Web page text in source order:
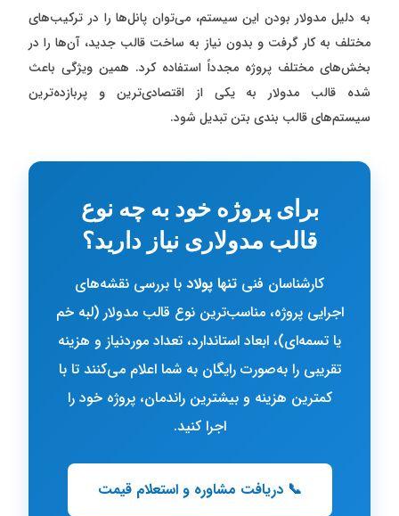
به دلیل مدولار بودن این سیستم، می‌توان پانل‌ها را در ترکیب‌های
مختلف به کار گرفت و بدون نیاز به ساخت قالب جدید، آن‌ها را در
بخش‌های مختلف پروژه مجدداً استفاده کرد. همین ویژگی باعث
شده قالب مدولار به یکی از اقتصادی‌ترین و پربازده‌ترین
سیستم‌های قالب بندی بتن تبدیل شود.
برای پروژه خود به چه نوع
قالب مدولاری نیاز دارید؟
کارشناسان فنی تنها پولاد با بررسی نقشه‌های
اجرایی پروژه، مناسب‌ترین نوع قالب مدولار (لبه خم
یا تسمه‌ای)، ابعاد استاندارد، تعداد موردنیاز و هزینه
تقریبی را به‌صورت رایگان به شما اعلام می‌کنند تا با
کمترین هزینه و بیشترین راندمان، پروژه خود را
اجرا کنید.
📞 دریافت مشاوره و استعلام قیمت